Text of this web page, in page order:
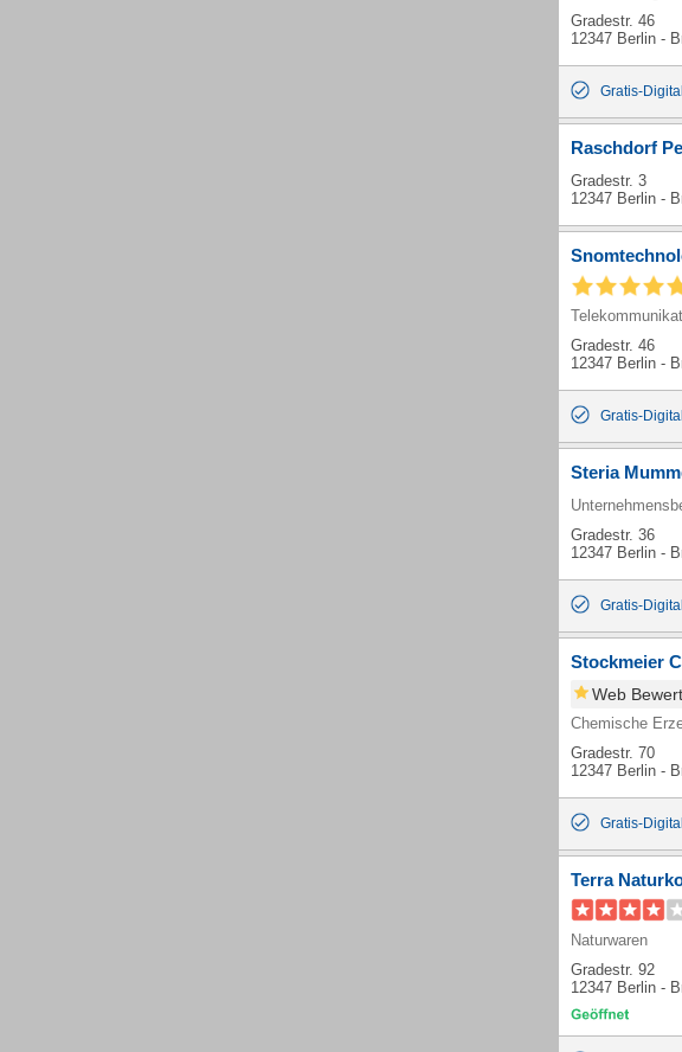
Gradestr. 46
12347 Berlin -
Gratis-
Raschdorf
Gradestr. 3
12347 Berlin -
Gradestr. 46
12347 Berlin -
Gratis-
Steria
Gradestr. 36
12347 Berlin -
Gratis-
Stockmeier
Web
Chemische
Gradestr. 70
12347 Berlin -
Gratis-
Terra
Naturwaren
Gradestr. 92
12347 Berlin -